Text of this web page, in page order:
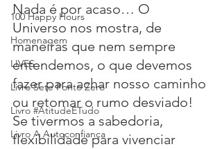
100 Happy Hours
Homenagem
LIVES
Livro Sete Ponto Zero
Livro #AtitudeÉTudo
Livro A Autoconfiança
Nada é por acaso… O
Universo nos mostra, de
maneiras que nem sempre
entendemos, o que devemos
fazer para achar nosso caminho
ou retomar o rumo desviado!
Se tivermos a sabedoria,
flexibilidade para vivenciar